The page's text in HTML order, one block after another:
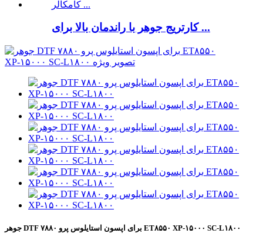
کارتریج جوهر با راندمان بالا برای ...
جوهر DTF برای اپسون استایلوس پرو ۷۸۸۰ ET۸۵۵۰ XP-۱۵۰۰۰ SC-L۱۸۰۰